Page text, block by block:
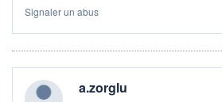
Signaler un abus
a.zorglu